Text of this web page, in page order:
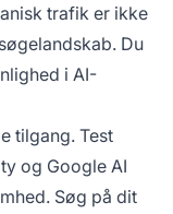
trafik er ikke
Du
i AI-
tilgang. Test
og Google AI
Søg på dit